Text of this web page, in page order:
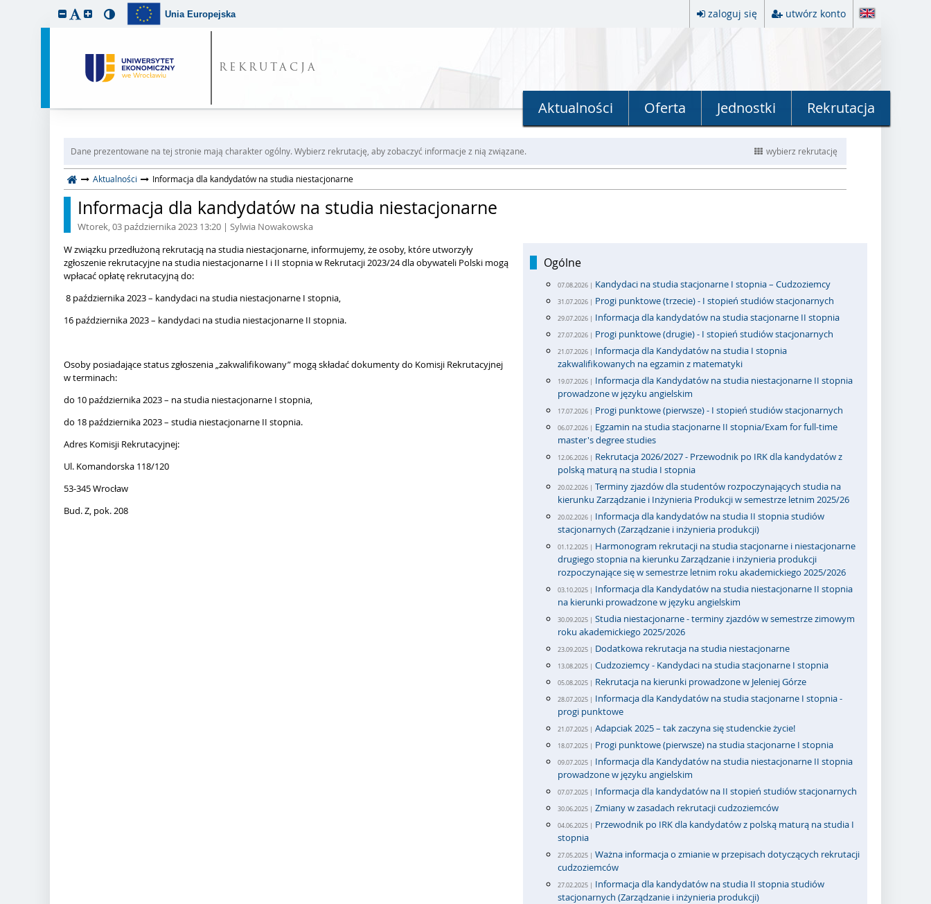
Unia Europejska zaloguj się utwórz konto
REKRUTACJA
Aktualności Oferta Jednostki Rekrutacja
Dane prezentowane na tej stronie mają charakter ogólny. Wybierz rekrutację, aby zobaczyć informacje z nią związane. wybierz rekrutację
Aktualności Informacja dla kandydatów na studia niestacjonarne
Informacja dla kandydatów na studia niestacjonarne
Wtorek, 03 października 2023 13:20 | Sylwia Nowakowska
Ogólne
07.08.2026 | Kandydaci na studia stacjonarne I stopnia – Cudzoziemcy
31.07.2026 | Progi punktowe (trzecie) - I stopień studiów stacjonarnych
29.07.2026 | Informacja dla kandydatów na studia stacjonarne II stopnia
27.07.2026 | Progi punktowe (drugie) - I stopień studiów stacjonarnych
21.07.2026 | Informacja dla Kandydatów na studia I stopnia
zakwalifikowanych na egzamin z matematyki
19.07.2026 | Informacja dla Kandydatów na studia niestacjonarne II stopnia
prowadzone w języku angielskim
17.07.2026 | Progi punktowe (pierwsze) - I stopień studiów stacjonarnych
06.07.2026 | Egzamin na studia stacjonarne II stopnia/Exam for full-time
master's degree studies
12.06.2026 | Rekrutacja 2026/2027 - Przewodnik po IRK dla kandydatów z
polską maturą na studia I stopnia
20.02.2026 | Terminy zjazdów dla studentów rozpoczynających studia na
kierunku Zarządzanie i Inżynieria Produkcji w semestrze letnim 2025/26
20.02.2026 | Informacja dla kandydatów na studia II stopnia studiów
stacjonarnych (Zarządzanie i inżynieria produkcji)
01.12.2025 | Harmonogram rekrutacji na studia stacjonarne i niestacjonarne
drugiego stopnia na kierunku Zarządzanie i inżynieria produkcji
rozpoczynające się w semestrze letnim roku akademickiego 2025/2026
03.10.2025 | Informacja dla Kandydatów na studia niestacjonarne II stopnia
na kierunki prowadzone w języku angielskim
30.09.2025 | Studia niestacjonarne - terminy zjazdów w semestrze zimowym
roku akademickiego 2025/2026
23.09.2025 | Dodatkowa rekrutacja na studia niestacjonarne
13.08.2025 | Cudzoziemcy - Kandydaci na studia stacjonarne I stopnia
05.08.2025 | Rekrutacja na kierunki prowadzone w Jeleniej Górze
28.07.2025 | Informacja dla Kandydatów na studia stacjonarne I stopnia -
progi punktowe
21.07.2025 | Adapciak 2025 – tak zaczyna się studenckie życie!
18.07.2025 | Progi punktowe (pierwsze) na studia stacjonarne I stopnia
09.07.2025 | Informacja dla Kandydatów na studia niestacjonarne II stopnia
prowadzone w języku angielskim
07.07.2025 | Informacja dla kandydatów na II stopień studiów stacjonarnych
30.06.2025 | Zmiany w zasadach rekrutacji cudzoziemców
04.06.2025 | Przewodnik po IRK dla kandydatów z polską maturą na studia I
stopnia
27.05.2025 | Ważna informacja o zmianie w przepisach dotyczących rekrutacji
cudzoziemców
27.02.2025 | Informacja dla kandydatów na studia II stopnia studiów
stacjonarnych (Zarządzanie i inżynieria produkcji)
W związku przedłużoną rekrutacją na studia niestacjonarne, informujemy, że osoby, które utworzyły
zgłoszenie rekrutacyjne na studia niestacjonarne I i II stopnia w Rekrutacji 2023/24 dla obywateli Polski mogą
wpłacać opłatę rekrutacyjną do:
8 października 2023 – kandydaci na studia niestacjonarne I stopnia,
16 października 2023 – kandydaci na studia niestacjonarne II stopnia.
Osoby posiadające status zgłoszenia „zakwalifikowany” mogą składać dokumenty do Komisji Rekrutacyjnej
w terminach:
do 10 października 2023 – na studia niestacjonarne I stopnia,
do 18 października 2023 – studia niestacjonarne II stopnia.
Adres Komisji Rekrutacyjnej:
Ul. Komandorska 118/120
53-345 Wrocław
Bud. Z, pok. 208